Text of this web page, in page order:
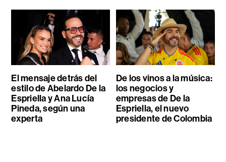
El mensaje detrás del
estilo de Abelardo De la
Espriella y Ana Lucía
Pineda, según una
experta
De los vinos a la música:
los negocios y
empresas de De la
Espriella, el nuevo
presidente de Colombia